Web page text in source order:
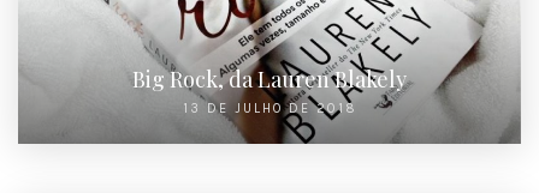
Big Rock, da Lauren Blakely
13 DE JULHO DE 2018